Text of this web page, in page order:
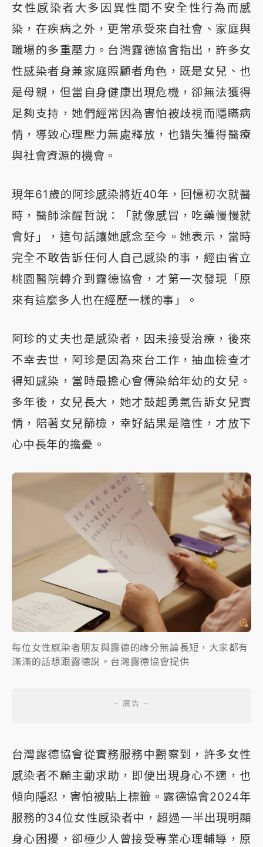
女性感染者大多因異性間不安全性行為而感
染，在疾病之外，更常承受來自社會、家庭與
職場的多重壓力。台灣露德協會指出，許多女
性感染者身兼家庭照顧者角色，既是女兒、也
是母親，但當自身健康出現危機，卻無法獲得
足夠支持，她們經常因為害怕被歧視而隱瞞病
情，導致心理壓力無處釋放，也錯失獲得醫療
與社會資源的機會。
現年61歲的阿珍感染將近40年，回憶初次就醫
時，醫師涂醒哲說：「就像感冒，吃藥慢慢就
會好」，這句話讓她感念至今。她表示，當時
完全不敢告訴任何人自己感染的事，經由省立
桃園醫院轉介到露德協會，才第一次發現「原
來有這麼多人也在經歷一樣的事」。
阿珍的丈夫也是感染者，因未接受治療，後來
不幸去世，阿珍是因為來台工作，抽血檢查才
得知感染，當時最擔心會傳染給年幼的女兒。
多年後，女兒長大，她才鼓起勇氣告訴女兒實
情，陪著女兒篩檢，幸好結果是陰性，才放下
心中長年的擔憂。
每位女性感染者朋友與露德的緣分無論長短，大家都有
滿滿的話想跟露德說。台灣露德協會提供
台灣露德協會從實務服務中觀察到，許多女性
感染者不願主動求助，即便出現身心不適，也
傾向隱忍，害怕被貼上標籤。露德協會2024年
服務的34位女性感染者中，超過一半出現明顯
身心困擾，卻極少人曾接受專業心理輔導，原